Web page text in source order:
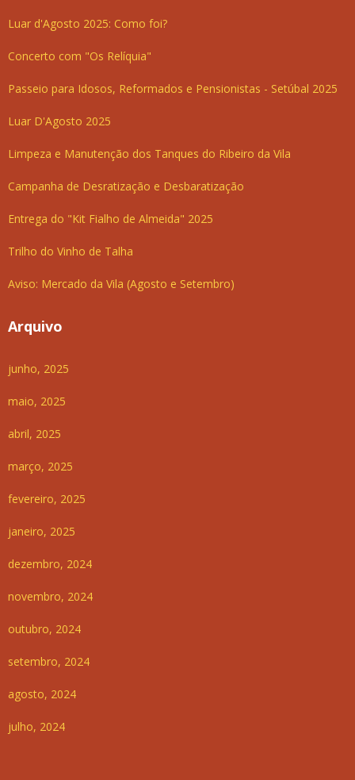
Luar d'Agosto 2025: Como foi?
Concerto com "Os Relíquia"
Passeio para Idosos, Reformados e Pensionistas - Setúbal 2025
Luar D'Agosto 2025
Limpeza e Manutenção dos Tanques do Ribeiro da Vila
Campanha de Desratização e Desbaratização
Entrega do "Kit Fialho de Almeida" 2025
Trilho do Vinho de Talha
Aviso: Mercado da Vila (Agosto e Setembro)
Arquivo
junho, 2025
maio, 2025
abril, 2025
março, 2025
fevereiro, 2025
janeiro, 2025
dezembro, 2024
novembro, 2024
outubro, 2024
setembro, 2024
agosto, 2024
julho, 2024